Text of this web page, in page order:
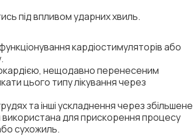
під впливом ударних хвиль.
кардіостимуляторів або
нещодавно перенесеним
цього типу лікування через
та інші ускладнення через збільшене
для прискорення процесу
сухожиль.